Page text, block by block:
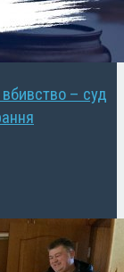
вбивство – суд